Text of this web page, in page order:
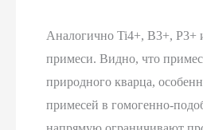
Аналогично Ti4+, B3+, P3+
примеси. Видно, что
природного кварца,
примесей в гомогенно-